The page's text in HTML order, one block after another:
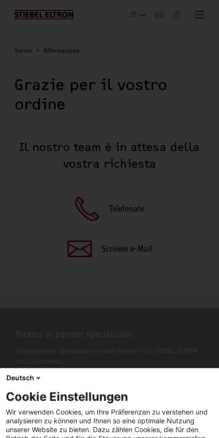
Azienda
Servizi Affermazione
Grazie per il vostro
ordine
Il nostro team è in attesa della
vostra richiesta
Telefonate
Scrivete e-Mail
Deutsch
Cookie Einstellungen
Wir verwenden Cookies, um Ihre Präferenzen zu verstehen und
analysieren zu können und Ihnen so eine optimale Nutzung
unserer Website zu bieten. Dazu zählen Cookies, die für den